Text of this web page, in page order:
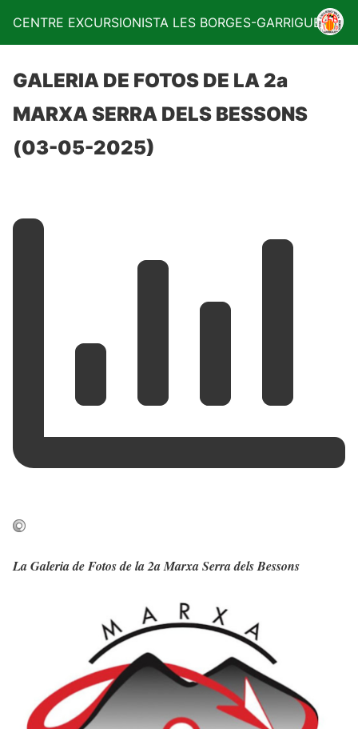
CENTRE EXCURSIONISTA LES BORGES-GARRIGUES
GALERIA DE FOTOS DE LA 2a
MARXA SERRA DELS BESSONS
(03-05-2025)
La Galeria de Fotos de la 2a Marxa Serra dels Bessons